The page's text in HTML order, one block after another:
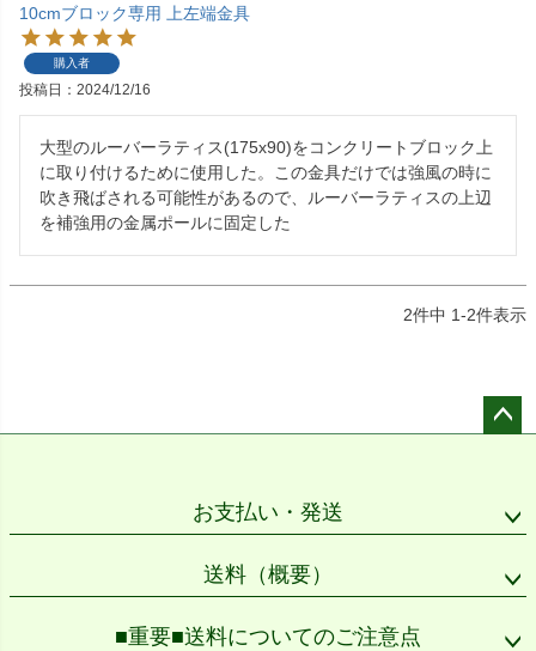
10cmブロック専用 上左端金具
購入者
投稿日 2024/12/16
大型のルーバーラティス(175x90)をコンクリートブロック上
に取り付けるために使用した。この金具だけでは強風の時に
吹き飛ばされる可能性があるので、ルーバーラティスの上辺
を補強用の金属ポールに固定した
2件中 1-2件表示
お支払い・発送
送料（概要）
■重要■送料についてのご注意点